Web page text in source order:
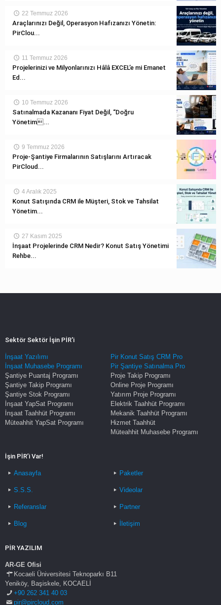
22 Temmuz 2026
Araçlarınızı Değil, Operasyon Hafızanızı Yönetin:
PirClou...
11 Temmuz 2026
Projelerinizi ve Milyonlarınızı Hâlâ EXCEL’e mi Emanet
Ed...
10 Temmuz 2026
Satınalmada Kazananı Fiyat Değil, “Doğru
Yönetim...
9 Temmuz 2026
Proje-Şantiye Firmalarının Satışlarını Artıracak
PirCloud...
4 Aralık 2025
Konut Satışında CRM ile Müşteri, Stok ve Tahsilat
Yönetim...
27 Kasım 2025
İnşaat Projelerinde CRM Nedir? Konut Satış Yönetimi
Rehbe...
Sektör Sektör İşin PİR'i
İnşaat Yazılımı
İnşaat Muhasebe Programı
Şantiye Puantaj Programı
Şantiye Takip Programı
Şantiye Stok Programı
İnşaat YapSat Programı
İnşaat Taahhüt Programı
Müteahhit YapSat Programı
Pir Konut Satış CRM Pro
Pir Şantiye Satınalma Pro
Proje Takip Programı
Online Proje Programı
Yatırım Proje Programı
Elektrik Taahhüt Programı
Mekanik Taahhüt Programı
Hizmet Taahhüt
Müteahhit Muhasebe Programı
İşin PİR’i Var!
Anasayfa Paketler
S.S.S. Videolar
Referanslar Partner
Blog İletişim
PİR YAZILIM
AR-GE Ofisi
Kocaeli Üniversitesi Teknoparkı B11
Yeniköy, Başiskele, KOCAELİ
+90 262 341 40 03
pir@pircloud.com